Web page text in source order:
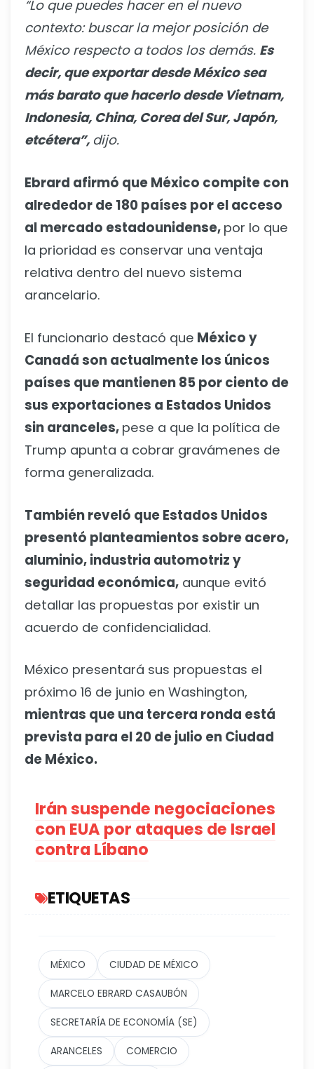
“Lo que puedes hacer en el nuevo
contexto: buscar la mejor posición de
México respecto a todos los demás. Es
decir, que exportar desde México sea
más barato que hacerlo desde Vietnam,
Indonesia, China, Corea del Sur, Japón,
etcétera”, dijo.
Ebrard afirmó que México compite con
alrededor de 180 países por el acceso
al mercado estadounidense, por lo que
la prioridad es conservar una ventaja
relativa dentro del nuevo sistema
arancelario.
El funcionario destacó que México y
Canadá son actualmente los únicos
países que mantienen 85 por ciento de
sus exportaciones a Estados Unidos
sin aranceles, pese a que la política de
Trump apunta a cobrar gravámenes de
forma generalizada.
También reveló que Estados Unidos
presentó planteamientos sobre acero,
aluminio, industria automotriz y
seguridad económica, aunque evitó
detallar las propuestas por existir un
acuerdo de confidencialidad.
México presentará sus propuestas el
próximo 16 de junio en Washington,
mientras que una tercera ronda está
prevista para el 20 de julio en Ciudad
de México.
Irán suspende negociaciones
con EUA por ataques de Israel
contra Líbano
ETIQUETAS
MÉXICO CIUDAD DE MÉXICO
MARCELO EBRARD CASAUBÓN
SECRETARÍA DE ECONOMÍA (SE)
ARANCELES COMERCIO